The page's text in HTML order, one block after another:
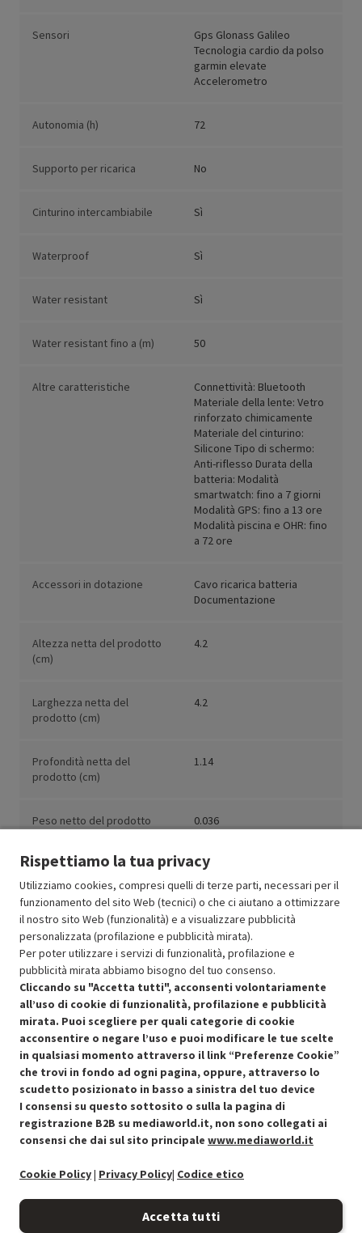
Sensori
Gps Glonass Galileo
Tecnologia cardio da polso
garmin elevate
Accelerometro
Autonomia (h) 72
Supporto per ricarica No
Cinturino intercambiabile Sì
Waterproof Sì
Water resistant Sì
Water resistant fino a (m) 50
Altre caratteristiche
Connettività: Bluetooth
Materiale della lente: Vetro
rinforzato chimicamente
Materiale del cinturino:
Silicone Tipo di schermo:
Anti-riflesso Durata della
batteria: Modalità
smartwatch: fino a 7 giorni
Modalità GPS: fino a 13 ore
Modalità piscina e OHR: fino
a 72 ore
Accessori in dotazione
Cavo ricarica batteria
Documentazione
Altezza netta del prodotto
(cm)
4.2
Larghezza netta del
prodotto (cm)
4.2
Profondità netta del
prodotto (cm)
1.14
Peso netto del prodotto
0.036
Resi e garanzie
Stato prodotti
Condizioni generali di vendita Recedere dal contratto qui
Rispettiamo la tua privacy
Utilizziamo cookies, compresi quelli di terze parti, necessari per il
funzionamento del sito Web (tecnici) o che ci aiutano a ottimizzare
il nostro sito Web (funzionalità) e a visualizzare pubblicità
personalizzata (profilazione e pubblicità mirata).
Per poter utilizzare i servizi di funzionalità, profilazione e
pubblicità mirata abbiamo bisogno del tuo consenso.
Cliccando su "Accetta tutti", acconsenti volontariamente
all’uso di cookie di funzionalità, profilazione e pubblicità
mirata. Puoi scegliere per quali categorie di cookie
acconsentire o negare l’uso e puoi modificare le tue scelte
in qualsiasi momento attraverso il link “Preferenze Cookie”
che trovi in fondo ad ogni pagina, oppure, attraverso lo
scudetto posizionato in basso a sinistra del tuo device
I consensi su questo sottosito o sulla la pagina di
registrazione B2B su mediaworld.it, non sono collegati ai
consensi che dai sul sito principale www.mediaworld.it
Cookie Policy| Privacy Policy| Codice etico
Accetta tutti